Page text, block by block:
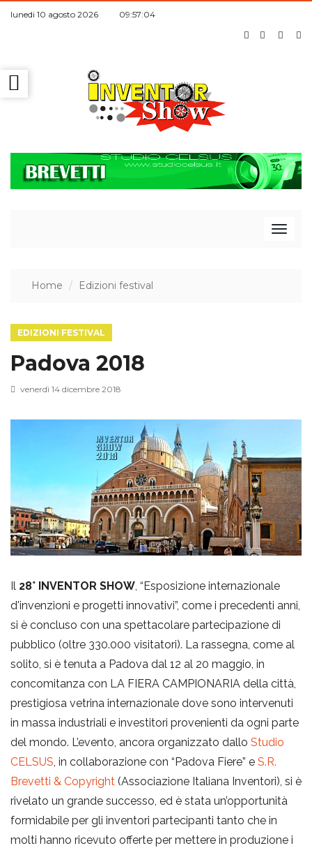
lunedi 10 agosto 2026 09:57:04
e
n
v
g
a
t
i
Home Edizioni festival
EDIZIONI FESTIVAL
Padova 2018
venerdì 14 dicembre 2018
Il 28° INVENTOR SHOW , “Esposizione internazionale
d'invenzioni e progetti innovativi”, come i precedenti anni,
si è concluso con una spettacolare partecipazione di
pubblico (oltre 330.000 visitatori). La rassegna, come al
solito, si è tenuta a Padova dal 12 al 20 maggio, in
concomitanza con LA FIERA CAMPIONARIA della città,
prestigiosa vetrina internazionale dove sono intervenuti
in massa industriali e investitori provenienti da ogni parte
del mondo. L’evento, ancora organizzato dallo Studio
CELSUS , in collaborazione con “Padova Fiere” e S.R.
Brevetti & Copyright (Associazione Italiana Inventori), si è
rivelato un grande successo, ed è stata un’opportunità
formidabile per gli inventori partecipanti tanto che in
molti hanno ricevuto offerte per mettere in produzione i